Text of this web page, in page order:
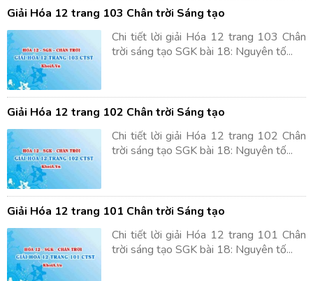
Giải Hóa 12 trang 103 Chân trời Sáng tạo
Chi tiết lời giải Hóa 12 trang 103 Chân
trời sáng tạo SGK bài 18: Nguyên tố...
Giải Hóa 12 trang 102 Chân trời Sáng tạo
Chi tiết lời giải Hóa 12 trang 102 Chân
trời sáng tạo SGK bài 18: Nguyên tố...
Giải Hóa 12 trang 101 Chân trời Sáng tạo
Chi tiết lời giải Hóa 12 trang 101 Chân
trời sáng tạo SGK bài 18: Nguyên tố...